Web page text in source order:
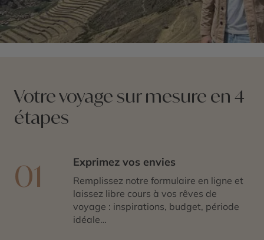
Votre voyage sur mesure en 4
étapes
01 Exprimez vos envies
Remplissez notre formulaire en ligne et
laissez libre cours à vos rêves de
voyage : inspirations, budget, période
idéale…